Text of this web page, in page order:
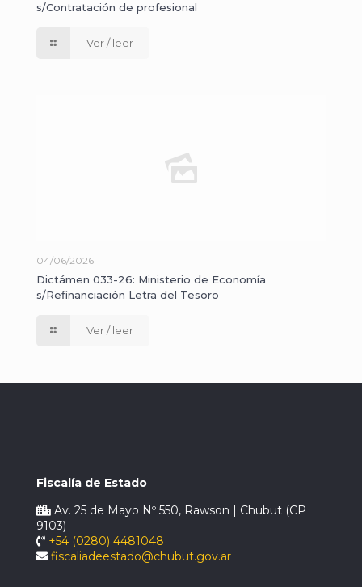
s/Contratación de profesional
Ver / leer
04/06/2026
Dictámen 033-26: Ministerio de Economía
s/Refinanciación Letra del Tesoro
Ver / leer
Fiscalía de Estado
Av. 25 de Mayo Nº 550, Rawson | Chubut (CP
9103)
+54 (0280) 4481048
fiscaliadeestado@chubut.gov.ar